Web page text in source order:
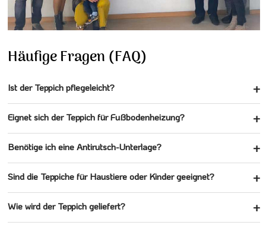
Häufige Fragen (FAQ)
Ist der Teppich pflegeleicht?
Eignet sich der Teppich für Fußbodenheizung?
Benötige ich eine Antirutsch-Unterlage?
Sind die Teppiche für Haustiere oder Kinder geeignet?
Wie wird der Teppich geliefert?